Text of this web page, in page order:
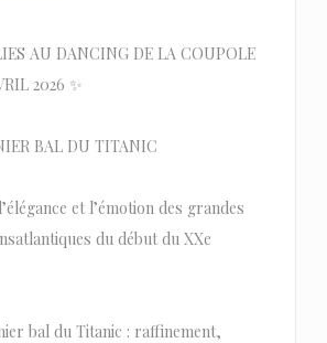
AU DANCING DE LA COUPOLE
2026 ✨
BAL DU TITANIC
et l’émotion des grandes
du début du XXe
bal du Titanic : raffinement,